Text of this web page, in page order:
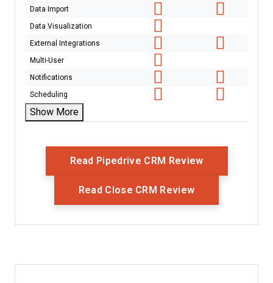
Data Import
Data Visualization
External Integrations
Multi-User
Notifications
Scheduling
Show More
Read Pipedrive CRM ReviewOpens New
Read Close CRM ReviewOpens New